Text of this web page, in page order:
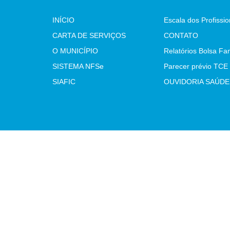
INÍCIO
CARTA DE SERVIÇOS
CONTATO
O MUNICÍPIO
Relatórios Bolsa
SISTEMA NFSe
SIAFIC
OUVIDORIA